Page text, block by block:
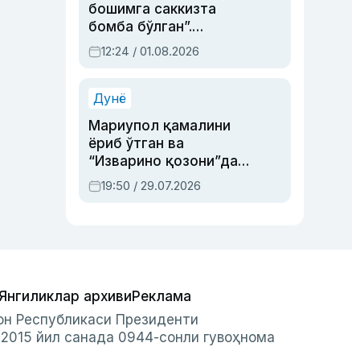
бошимга саккизта
бомба бўлган”.
Абдулла Ориповни
сиёсий айбловлардан
12:24 / 01.08.2026
Дунё
Мариупол қамалини
ёриб ўтган ва
“Изварино қозони”дан
чиққан қаҳрамон —
Украина армияси бош
19:50 / 29.07.2026
архивиРеклама
Республикаси Президенти
йил санада 0944-сонли гувоҳнома